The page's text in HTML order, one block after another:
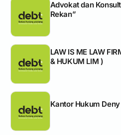
Advokat dan
Rekan”
LAW IS ME LAW
& HUKUM LIM )
Kantor Hukum